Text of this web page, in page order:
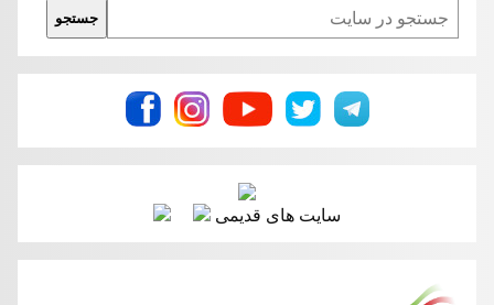
Search
جستجو
سایت های قدیمی